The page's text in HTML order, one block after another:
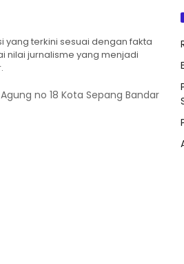
terkini sesuai dengan fakta
nilai jurnalisme yang menjadi
no 18 Kota Sepang Bandar